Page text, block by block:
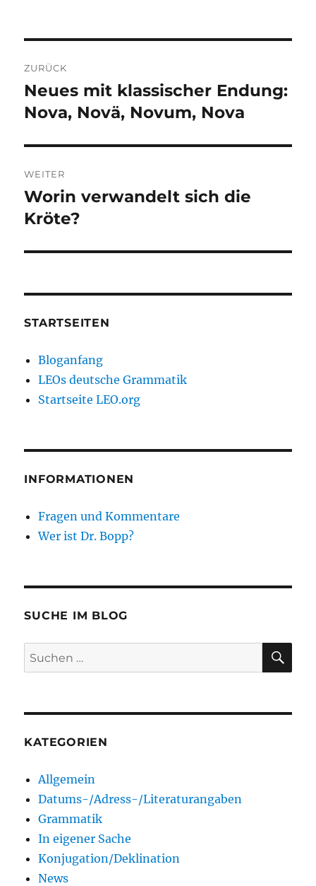
ZURÜCK
Vorheriger
Beitrag:
Neues mit klassischer Endung:
Nova, Novä, Novum, Nova
WEITER
Nächster
Beitrag:
Worin verwandelt sich die
Kröte?
STARTSEITEN
Bloganfang
LEOs deutsche Grammatik
Startseite LEO.org
INFORMATIONEN
Fragen und Kommentare
Wer ist Dr. Bopp?
SUCHE IM BLOG
Suchen
nach:
KATEGORIEN
Allgemein
Datums-/Adress-/Literaturangaben
Grammatik
In eigener Sache
Konjugation/Deklination
News